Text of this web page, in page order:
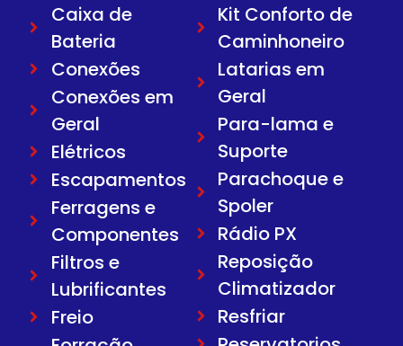
Caixa de
Bateria
Conexões
Conexões em
Geral
Elétricos
Escapamentos
Ferragens e
Componentes
Filtros e
Lubrificantes
Freio
Kit Conforto de
Caminhoneiro
Latarias em
Geral
Para-lama e
Suporte
Parachoque e
Spoler
Rádio PX
Reposição
Climatizador
Resfriar